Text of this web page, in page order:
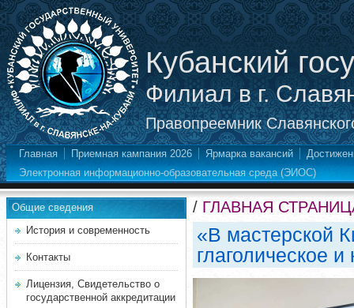
Кубанский
Филиал в г.
Правопреемник
Главная Приемная кампания 2026 Ярмарка вакансий
Электронная информационно-образовательная среда (ЭИОС)
Общие сведения
История и современность
Контакты
Лицензия, Свидетельство о
государственной аккредитации
/ ГЛАВНАЯ
«В мастерской
глаголическое